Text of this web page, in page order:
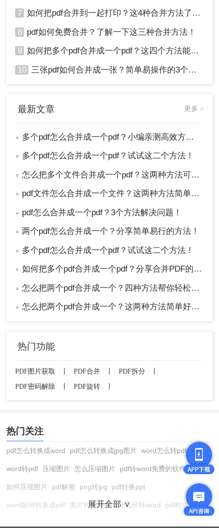
上传文件：点击“选择文件”按钮，从设备中添
加多个PDF，或直接拖放文件到界面。
调整顺序：在文件列表中拖动项目，自定义合
并顺序。
理，通常耗时几秒到几分钟。
下载结果：处理完成后，点击“下载”按钮保存
定义的PDF合并方案。这种方法效率高，但需要一
适用场景：
开发团队处理大量PDF，或需要集成到
开源，可控性强。
缺点：
操作复杂，非技术用户易出错；不支持
图形界面预览。
安装PDFtk工具：从官网下载并安装适用于你
操作系统的版本。
7 如何把pdf合并到一起打印？这4种合并方法了解一下！
8 pdf如何免费合并？了解一下这三种合并方法！
9 如何把多个pdf合并成一个pdf？这四个方法能帮助大家！
10 三张pdf如何合并成一张？简单易操作的3个方法！
最新文章 更多 >
● 多个pdf怎么合并成一个pdf？小编亲测高效方法大公开！
● 多个pdf怎么合并成一个pdf？试试这二个方法！
● 怎么把多个文件合并成一个pdf？这两种方法可轻松合并多个文件~
● pdf文件怎么合并成一个文件？这两种方法简单好用！
● pdf怎么合并成一个pdf？3个方法解决问题！
● 两个pdf怎么合并成一个？分享简单易行的方法！
● 多个pdf怎么合并成一个pdf？试试这二个方法！
● 如何把多个pdf合并成一个pdf？分享合并PDF的三个方法！
● 怎么把两个pdf合并成一个？四种方法帮你轻松搞定！
● 怎么把两个pdf合并成一个？这两种方法简单好用！
热门功能
PDF图片获取 PDF合并 PDF拆分
PDF密码解除
PDF旋转
热门关注
pdf怎么转换成word pdf怎么转换成jpg图片 word怎么转pdf
word转pdf 压缩图片 怎么压缩图片 pdf转word免费的软件
如何压缩图片 pdf解密 png转jpg pdf转换ppt
word如何转换成pdf 图片转换格式 pdf如何转word pdf格式转换
展开全部 ∨